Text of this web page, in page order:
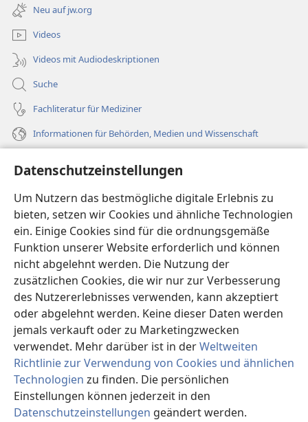
Datenschutzeinstellungen
Um Nutzern das bestmögliche digitale Erlebnis zu
bieten, setzen wir Cookies und ähnliche Technologien
ein. Einige Cookies sind für die ordnungsgemäße
Funktion unserer Website erforderlich und können
nicht abgelehnt werden. Die Nutzung der
zusätzlichen Cookies, die wir nur zur Verbesserung
des Nutzererlebnisses verwenden, kann akzeptiert
oder abgelehnt werden. Keine dieser Daten werden
jemals verkauft oder zu Marketingzwecken
verwendet. Mehr darüber ist in derWeltweiten
Richtlinie zur Verwendung von Cookies und ähnlichen
Technologien zu finden. Die persönlichen
Einstellungen können jederzeit in den
Datenschutzeinstellungen geändert werden.
neues
Fenster)
Neu auf jw.org
Videos
Videos mit Audiodeskriptionen
Suche
Fachliteratur für Mediziner
Informationen für Behörden, Medien und Wissenschaft
Spenden
(öffnet
neues
Fenster)Wachtturm ONLINE-BIBLIOTHEK
(öffnet
neues
Fenster)JW Hub®
(öffnet
neues
Fenster)JW Library
Watchtower Library ®
Copyright© 2026 Watch Tower Bible and Tract Society of Pennsylvania.
NUTZUNGSBEDINGUNGEN| DATENSCHUTZERKLÄRUNG